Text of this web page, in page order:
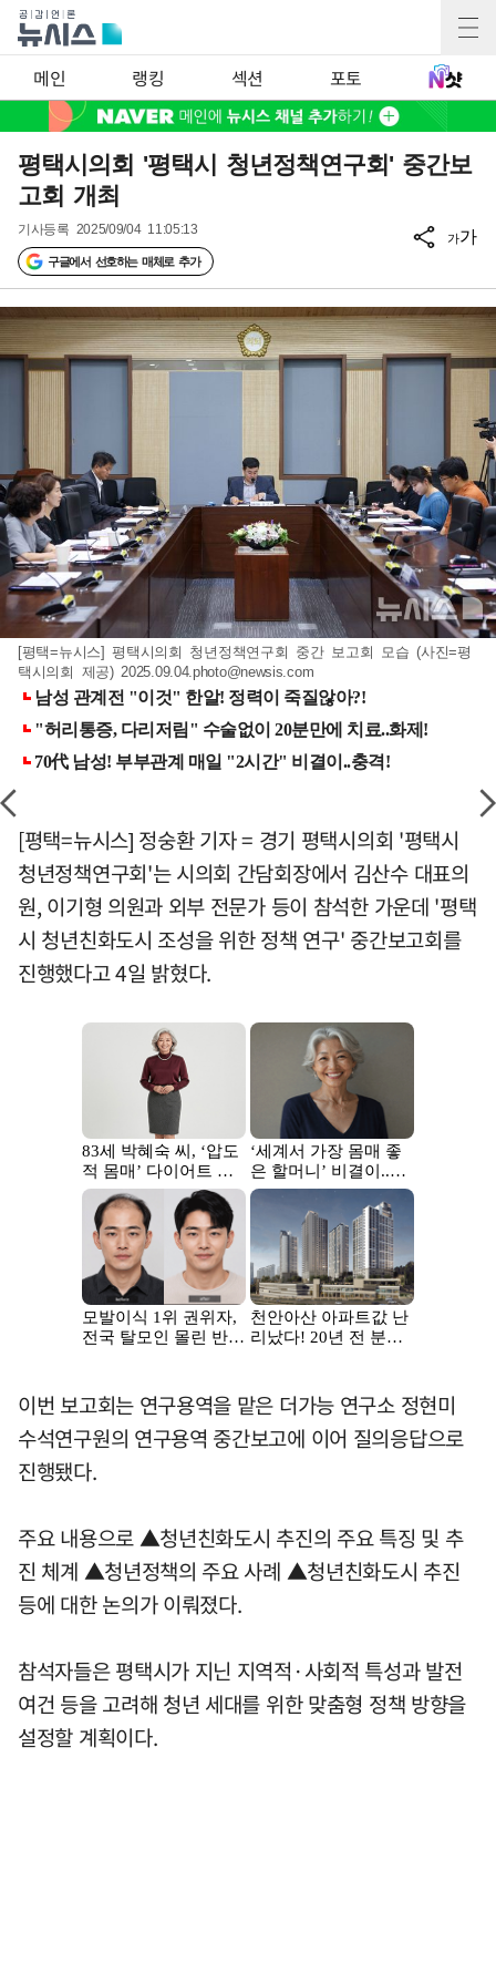
메인 랭킹 섹션 포토
평택시의회 '평택시 청년정책연구회' 중간보
고회 개최
기사등록 2025/09/04 11:05:13
구글에서 선호하는 매체로 추가
가가
[평택=뉴시스] 평택시의회 청년정책연구회 중간 보고회 모습 (사진=평
택시의회 제공) 2025.09.04.photo@newsis.com
[평택=뉴시스] 정숭환 기자 = 경기 평택시의회 '평택시
청년정책연구회'는 시의회 간담회장에서 김산수 대표의
원, 이기형 의원과 외부 전문가 등이 참석한 가운데 '평택
시 청년친화도시 조성을 위한 정책 연구' 중간보고회를
진행했다고 4일 밝혔다.
이번 보고회는 연구용역을 맡은 더가능 연구소 정현미
수석연구원의 연구용역 중간보고에 이어 질의응답으로
진행됐다.
주요 내용으로 ▲청년친화도시 추진의 주요 특징 및 추
진 체계 ▲청년정책의 주요 사례 ▲청년친화도시 추진
등에 대한 논의가 이뤄졌다.
참석자들은 평택시가 지닌 지역적·사회적 특성과 발전
여건 등을 고려해 청년 세대를 위한 맞춤형 정책 방향을
설정할 계획이다.